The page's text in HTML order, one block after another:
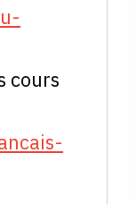
cours